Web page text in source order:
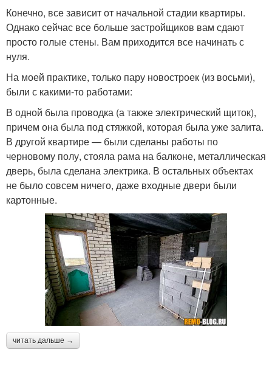
Конечно, все зависит от начальной стадии квартиры.
Однако сейчас все больше застройщиков вам сдают
просто голые стены. Вам приходится все начинать с
нуля.
На моей практике, только пару новостроек (из восьми),
были с какими-то работами:
В одной была проводка (а также электрический щиток),
причем она была под стяжкой, которая была уже залита.
В другой квартире — были сделаны работы по
черновому полу, стояла рама на балконе, металлическая
дверь, была сделана электрика. В остальных объектах
не было совсем ничего, даже входные двери были
картонные.
читать дальше →